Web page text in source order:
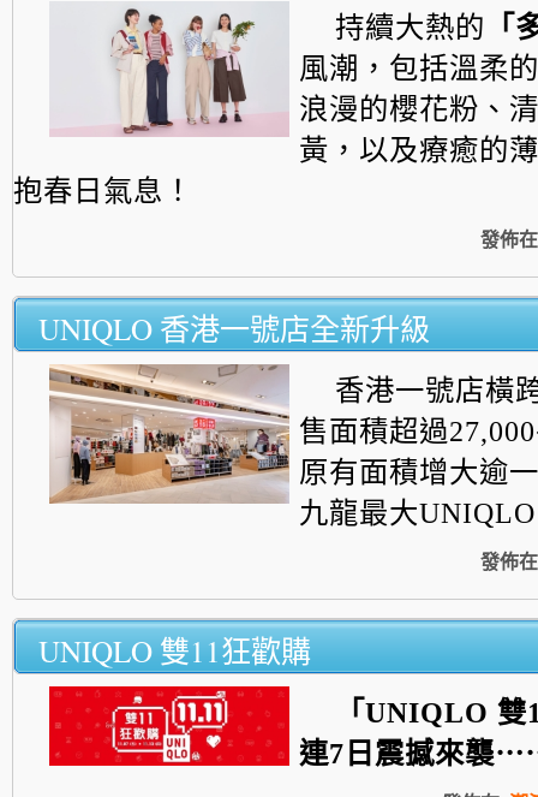
持續大熱的 「
風潮，包括溫柔
浪漫的櫻花粉、
黃，以及療癒的
抱春日氣息！
發佈在
UNIQLO 香港一號店全新升級
香港一號店橫
售面積超過27,
原有面積增大逾
九龍最大UNIQL
發佈在
UNIQLO 雙11狂歡購
「 UNIQLO 雙
連7 日震撼來襲